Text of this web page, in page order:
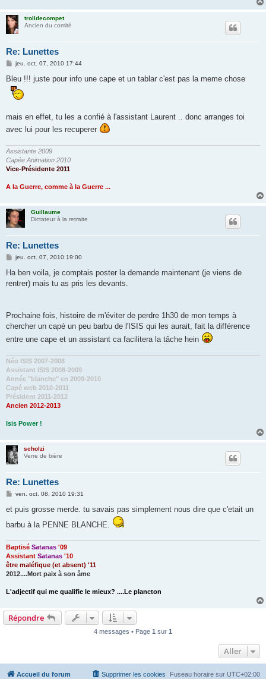
trolldecompet
Ancien du comité
Re: Lunettes
M
s
a
g
jeu. oct. 07, 2010 17:44
Bleu !!! juste pour info une cape et un tablar c'est pas la meme chose
mais en effet, tu les a confié à l'assistant Laurent .. donc arranges toi
avec lui pour les recuperer
Assistante 2009
Capée Animation 2010
Vice-Présidente 2011
A la Guerre, comme à la Guerre ...
Guillaume
Dictateur à la retraite
Re: Lunettes
M
s
a
jeu. oct. 07, 2010 19:00
Ha ben voila, je comptais poster la demande maintenant (je viens de
rentrer) mais tu as pris les devants.
Prochaine fois, histoire de m'éviter de perdre 1h30 de mon temps à
chercher un capé un peu barbu de l'ISIS qui les aurait, fait la différence
entre une cape et un assistant ca facilitera la tâche hein
Néo ISIS 2007-2008
Assistant ISIS 2008-2009
Année "blanche" en 2009-2010
Capé web 2010-2011
Président 2011-2012
Ancien 2012-2013
Isis Power !
scholzi
Verre de bière
Re: Lunettes
M
s
s
g
ven. oct. 08, 2010 19:31
et puis grosse merde. tu savais pas simplement nous dire que c'etait un
barbu à la PENNE BLANCHE.
Baptisé Satanas '09
Assistant Satanas '10
être maléfique (et absent) '11
2012....Mort paix à son âme
L'adjectif qui me qualifie le mieux? ....Le plancton
Répondre
4 messages • Page 1 sur 1
Aller
Accueil du forum Fuseau horaire sur UTC+02:00
Supprimer les cookies